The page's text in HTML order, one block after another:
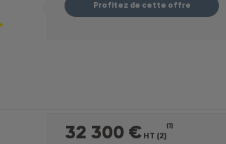
Profitez de cette offre
32 300 € HT (2)
(1)